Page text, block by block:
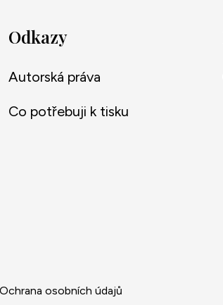
Odkazy
Autorská práva
Co potřebuji k tisku
Ochrana osobních údajů